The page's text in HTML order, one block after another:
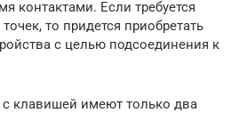
контактами. Если требуется
то придется приобретать
с целью подсоединения к
клавишей имеют только два